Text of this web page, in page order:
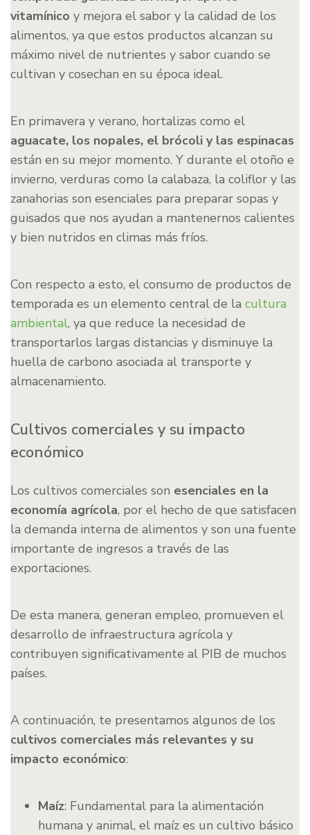
vitamínico y mejora el sabor y la calidad de los
alimentos, ya que estos productos alcanzan su
máximo nivel de nutrientes y sabor cuando se
cultivan y cosechan en su época ideal.
En primavera y verano, hortalizas como el
aguacate, los nopales, el brócoli y las espinacas
están en su mejor momento. Y durante el otoño e
invierno, verduras como la calabaza, la coliflor y las
zanahorias son esenciales para preparar sopas y
guisados que nos ayudan a mantenernos calientes
y bien nutridos en climas más fríos.
Con respecto a esto, el consumo de productos de
temporada es un elemento central de la cultura
ambiental, ya que reduce la necesidad de
transportarlos largas distancias y disminuye la
huella de carbono asociada al transporte y
almacenamiento.
Cultivos comerciales y su impacto
económico
Los cultivos comerciales son esenciales en la
economía agrícola, por el hecho de que satisfacen
la demanda interna de alimentos y son una fuente
importante de ingresos a través de las
exportaciones.
De esta manera, generan empleo, promueven el
desarrollo de infraestructura agrícola y
contribuyen significativamente al PIB de muchos
países.
A continuación, te presentamos algunos de los
cultivos comerciales más relevantes y su
impacto económico:
Maíz: Fundamental para la alimentación
humana y animal, el maíz es un cultivo básico